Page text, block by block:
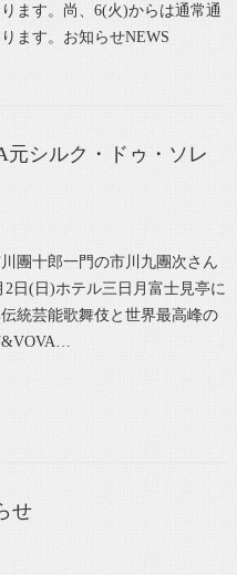
ます。尚、6(火)からは通常通
ます。お知らせNEWS
シルク・ドゥ・ソレ
團十郎一門の市川九團次さん
2日(日)ホテル三日月富士見亭に
統芸能歌舞伎と世界最高峰の
せ